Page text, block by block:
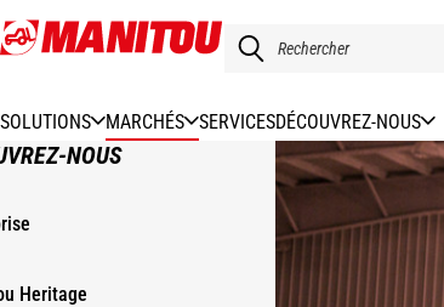
Aller
au
SOLUTIONS MARCHÉS SERVICESDÉCOUVREZ-NOUS
NOUS
Heritage